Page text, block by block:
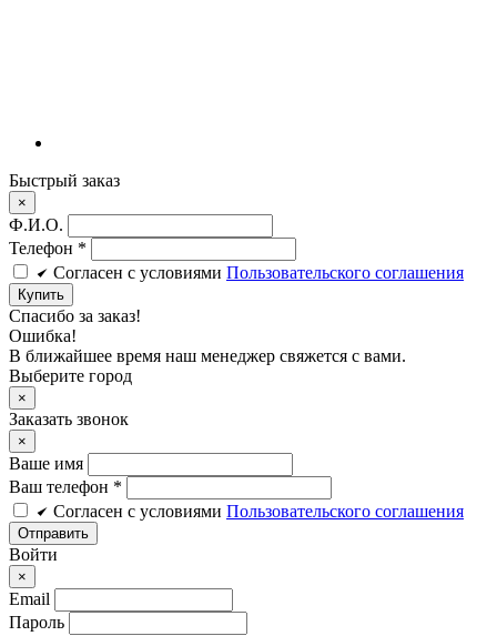
Быстрый заказ
×
Ф.И.О.
Телефон *
Cогласен c условиями Пользовательского соглашения
Купить
Спасибо за заказ!
Ошибка!
В ближайшее время наш менеджер свяжется с вами.
Выберите город
×
Заказать звонок
×
Ваше имя
Ваш телефон *
Cогласен c условиями Пользовательского соглашения
Войти
×
Email
Пароль